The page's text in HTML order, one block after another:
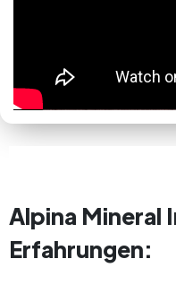
Alpina Mineral
Erfahrungen: